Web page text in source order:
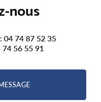
nous
04 74 87 52 35
74 56 55 91